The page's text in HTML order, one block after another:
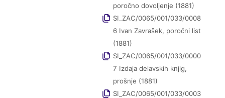
poročno dovoljenje (1881)
SI_ZAC/0065/001/033/0008
6 Ivan Zavrašek, poročni list
(1881)
SI_ZAC/0065/001/033/0000
7 Izdaja delavskih knjig,
prošnje (1881)
SI_ZAC/0065/001/033/0003